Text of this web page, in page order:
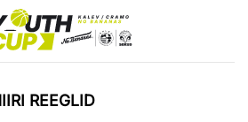
REEGLID